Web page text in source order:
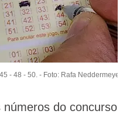
- 48 - 50. - Foto: Rafa
números do